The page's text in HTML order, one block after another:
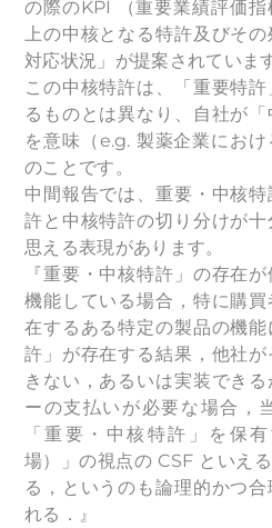
の際のKPI （重要業績評価
上の中核となる特許及びそ
対応状況」が提案されています
この中核特許は、「重要特
るものとは異なり、⾃社が
を意味（e.g. 製薬企業にお
のことです。
中間報告では、重要・中核
許と中核特許の切り分けが
思える表現があります。
『重要・中核特許」の存在
機能している場合，特に購
在するある特定の製品の機
許」が存在する結果，他社
きない，あるいは実装でき
ーの⽀払いが必要な場合，
「重要・中核特許」を保
場）」の視点の CSF といえ
る，というのも論理的かつ
れる．』